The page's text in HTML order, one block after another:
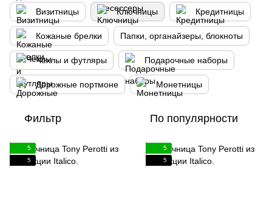
Визитницы Ключницы Кредитницы
Кожаные брелки Папки, органайзеры, блокноты
Чехлы и футляры Подарочные наборы
Дорожные портмоне Монетницы
Фильтр По популярности
5
5
5
5